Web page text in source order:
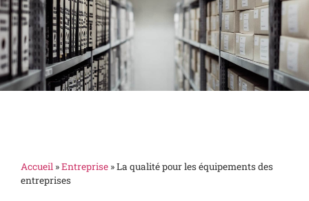
Accueil »Entreprise »La qualité pour les équipements des
entreprises